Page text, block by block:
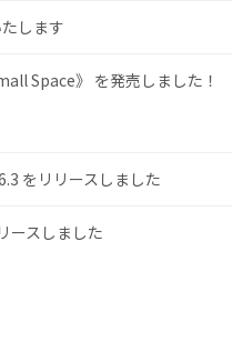
します
Space》 を発売しました！
をリリースしました
ースしました